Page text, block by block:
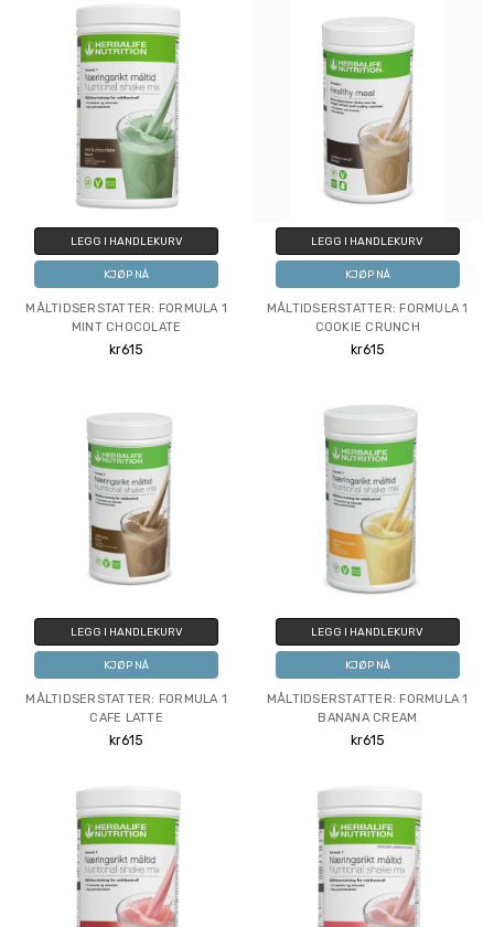
LEGG I HANDLEKURV
KJØP NÅ
MÅLTIDSERSTATTER: FORMULA 1
MINT CHOCOLATE
kr615
LEGG I HANDLEKURV
KJØP NÅ
MÅLTIDSERSTATTER: FORMULA 1
COOKIE CRUNCH
kr615
LEGG I HANDLEKURV
KJØP NÅ
MÅLTIDSERSTATTER: FORMULA 1
CAFE LATTE
kr615
LEGG I HANDLEKURV
KJØP NÅ
MÅLTIDSERSTATTER: FORMULA 1
BANANA CREAM
kr615